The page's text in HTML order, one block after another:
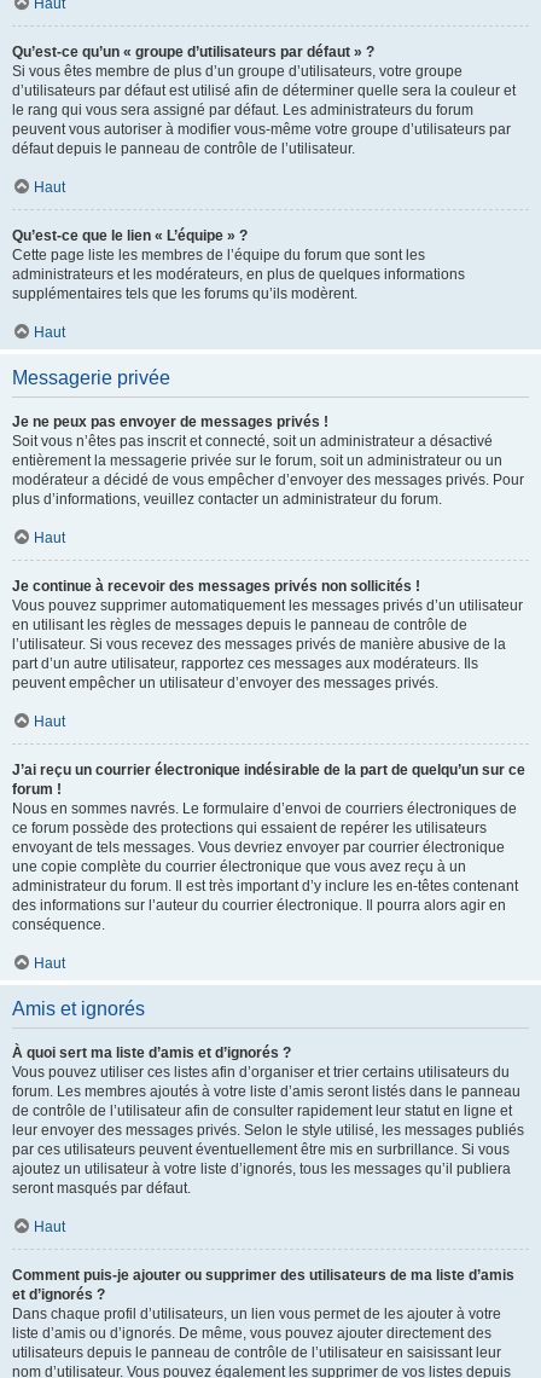
Haut
Qu’est-ce qu’un « groupe d’utilisateurs par défaut » ?
Si vous êtes membre de plus d’un groupe d’utilisateurs, votre groupe
d’utilisateurs par défaut est utilisé afin de déterminer quelle sera la couleur et
le rang qui vous sera assigné par défaut. Les administrateurs du forum
peuvent vous autoriser à modifier vous-même votre groupe d’utilisateurs par
défaut depuis le panneau de contrôle de l’utilisateur.
Haut
Qu’est-ce que le lien « L’équipe » ?
Cette page liste les membres de l’équipe du forum que sont les
administrateurs et les modérateurs, en plus de quelques informations
supplémentaires tels que les forums qu’ils modèrent.
Haut
Messagerie privée
Je ne peux pas envoyer de messages privés !
Soit vous n’êtes pas inscrit et connecté, soit un administrateur a désactivé
entièrement la messagerie privée sur le forum, soit un administrateur ou un
modérateur a décidé de vous empêcher d’envoyer des messages privés. Pour
plus d’informations, veuillez contacter un administrateur du forum.
Haut
Je continue à recevoir des messages privés non sollicités !
Vous pouvez supprimer automatiquement les messages privés d’un utilisateur
en utilisant les règles de messages depuis le panneau de contrôle de
l’utilisateur. Si vous recevez des messages privés de manière abusive de la
part d’un autre utilisateur, rapportez ces messages aux modérateurs. Ils
peuvent empêcher un utilisateur d’envoyer des messages privés.
Haut
J’ai reçu un courrier électronique indésirable de la part de quelqu’un sur ce
forum !
Nous en sommes navrés. Le formulaire d’envoi de courriers électroniques de
ce forum possède des protections qui essaient de repérer les utilisateurs
envoyant de tels messages. Vous devriez envoyer par courrier électronique
une copie complète du courrier électronique que vous avez reçu à un
administrateur du forum. Il est très important d’y inclure les en-têtes contenant
des informations sur l’auteur du courrier électronique. Il pourra alors agir en
conséquence.
Haut
Amis et ignorés
À quoi sert ma liste d’amis et d’ignorés ?
Vous pouvez utiliser ces listes afin d’organiser et trier certains utilisateurs du
forum. Les membres ajoutés à votre liste d’amis seront listés dans le panneau
de contrôle de l’utilisateur afin de consulter rapidement leur statut en ligne et
leur envoyer des messages privés. Selon le style utilisé, les messages publiés
par ces utilisateurs peuvent éventuellement être mis en surbrillance. Si vous
ajoutez un utilisateur à votre liste d’ignorés, tous les messages qu’il publiera
seront masqués par défaut.
Haut
Comment puis-je ajouter ou supprimer des utilisateurs de ma liste d’amis
et d’ignorés ?
Dans chaque profil d’utilisateurs, un lien vous permet de les ajouter à votre
liste d’amis ou d’ignorés. De même, vous pouvez ajouter directement des
utilisateurs depuis le panneau de contrôle de l’utilisateur en saisissant leur
nom d’utilisateur. Vous pouvez également les supprimer de vos listes depuis